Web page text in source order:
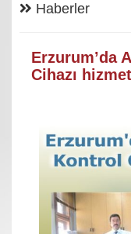
Haberler
Erzurum’da
Cihazı